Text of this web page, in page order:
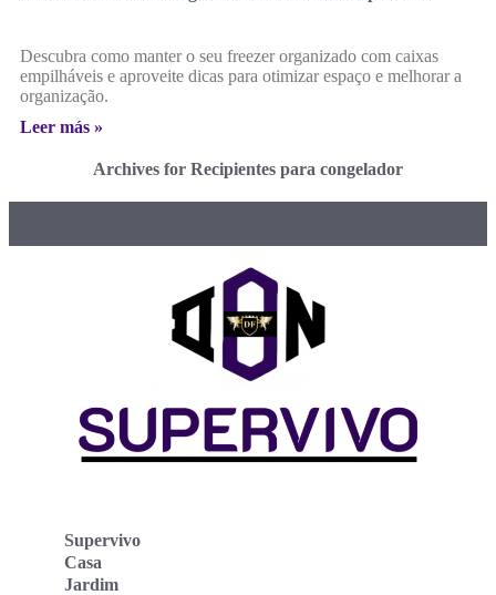
Descubra como manter o seu freezer organizado com caixas
empilháveis e aproveite dicas para otimizar espaço e melhorar a
organização.
Leer más »
Archives for Recipientes para congelador
Supervivo
Casa
Jardim